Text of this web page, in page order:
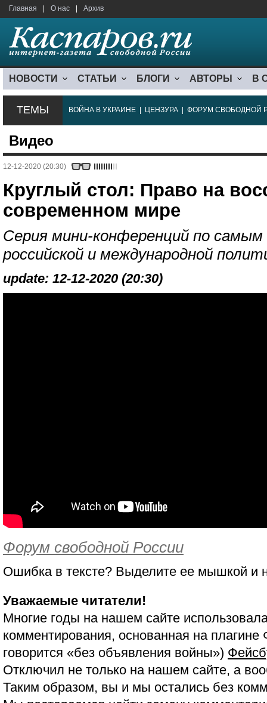
Главная О нас Архив
НОВОСТИ СТАТЬИ БЛОГИ АВТОРЫ В
ТЕМЫ ВОЙНА В УКРАИНЕ ЦЕНЗУРА ФОРУМ СВОБОДНОЙ
Видео
12-12-2020 (20:30)
Круглый стол: Право на
современном мире
Серия мини-конференций по
российской и международной
update: 12-12-2020 (20:30)
Форум свободной России
Ошибка в тексте? Выделите ее мышкой и
Уважаемые читатели!
Многие годы на нашем сайте
комментирования, основанная на
говорится «без объявления войны»)
Отключил не только на нашем сайте, а
Таким образом, вы и мы остались без